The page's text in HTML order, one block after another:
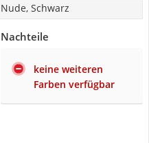
Nude, Schwarz
Nachteile
keine weiteren
Farben verfügbar